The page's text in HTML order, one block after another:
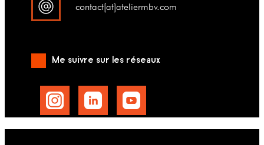
contact[at]ateliermbv.com
Me suivre sur les réseaux